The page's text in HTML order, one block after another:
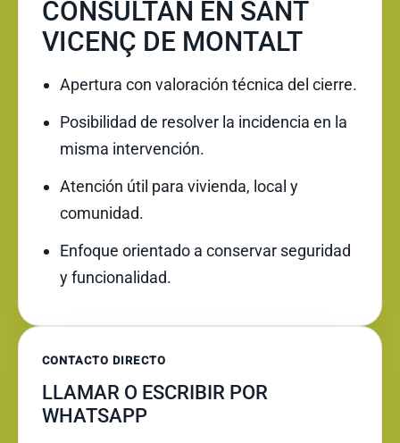
CONSULTAN EN SANT
VICENÇ DE MONTALT
Apertura con valoración técnica del cierre.
Posibilidad de resolver la incidencia en la
misma intervención.
Atención útil para vivienda, local y
comunidad.
Enfoque orientado a conservar seguridad
y funcionalidad.
CONTACTO DIRECTO
LLAMAR O ESCRIBIR POR
WHATSAPP